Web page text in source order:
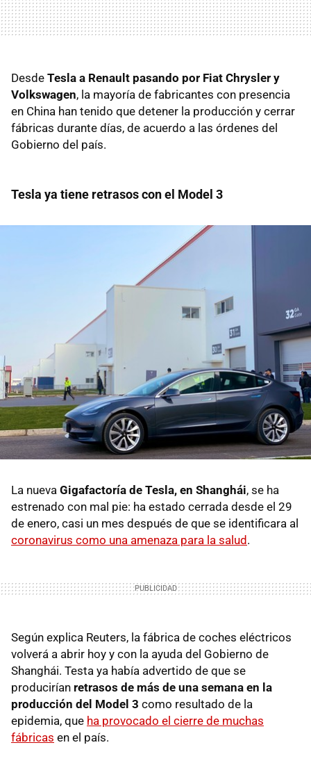
Desde Tesla a Renault pasando por Fiat Chrysler y
Volkswagen, la mayoría de fabricantes con presencia
en China han tenido que detener la producción y cerrar
fábricas durante días, de acuerdo a las órdenes del
Gobierno del país.
Tesla ya tiene retrasos con el Model 3
La nueva Gigafactoría de Tesla, en Shanghái, se ha
estrenado con mal pie: ha estado cerrada desde el 29
de enero, casi un mes después de que se identificara al
coronavirus como una amenaza para la salud.
Según explica Reuters, la fábrica de coches eléctricos
volverá a abrir hoy y con la ayuda del Gobierno de
Shanghái. Testa ya había advertido de que se
producirían retrasos de más de una semana en la
producción del Model 3 como resultado de la
epidemia, que ha provocado el cierre de muchas
fábricas en el país.